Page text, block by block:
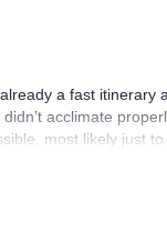
a fast itinerary
acclimate
most likely just